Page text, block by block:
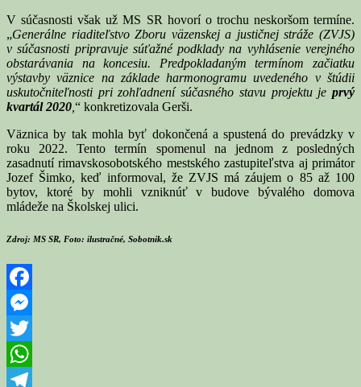
V súčasnosti však už MS SR hovorí o trochu neskoršom termíne.
„Generálne riaditeľstvo Zboru väzenskej a justičnej stráže (ZVJS)
v súčasnosti pripravuje súťažné podklady na vyhlásenie verejného
obstarávania na koncesiu. Predpokladaným termínom začiatku
výstavby väznice na základe harmonogramu uvedeného v štúdii
uskutočniteľnosti pri zohľadnení súčasného stavu projektu je prvý
kvartál 2020 “ konkretizovala Gerši.
Väznica by tak mohla byť dokončená a spustená do prevádzky v
roku 2022. Tento termín spomenul na jednom z posledných
zasadnutí rimavskosobotského mestského zastupiteľstva aj primátor
Jozef Šimko, keď informoval, že ZVJS má záujem o 85 až 100
bytov, ktoré by mohli vzniknúť v budove bývalého domova
mládeže na Školskej ulici.
Zdroj: MS SR, Foto: ilustračné, Sobotnik.sk
Facebook
Messenger
Twitter
WhatsApp